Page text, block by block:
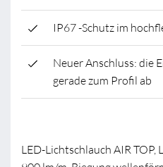
IP67 -Schutz im
Neuer Anschluss: die
gerade zum Profil ab
LED-Lichtschlauch AIR